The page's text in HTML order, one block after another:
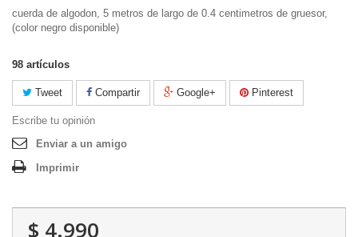
cuerda de algodon, 5 metros de largo de 0.4 centimetros de gruesor,
(color negro disponible)
98 artículos
Tweet Compartir Google+ Pinterest
Escribe tu opinión
Enviar a un amigo
Imprimir
$ 4.990